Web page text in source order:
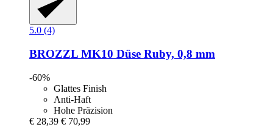
5.0 (4)
BROZZL MK10 Düse Ruby, 0,8 mm
-60%
Glattes Finish
Anti-Haft
Hohe Präzision
€ 28,39 € 70,99